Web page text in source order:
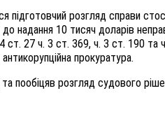
підготовчий розгляд справи
до надання 10 тисяч доларів
ст. 27 ч. 3 ст. 369, ч. 3 ст. 190 та
прокуратура.
пообіцяв розгляд судового